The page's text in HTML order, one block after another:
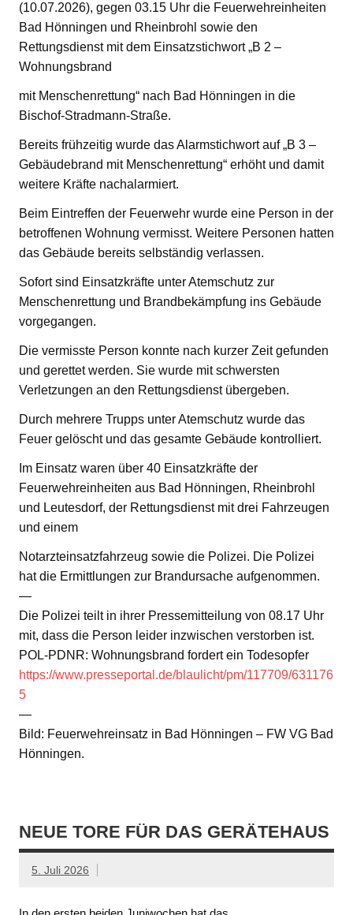
(10.07.2026), gegen 03.15 Uhr die Feuerwehreinheiten
Bad Hönningen und Rheinbrohl sowie den
Rettungsdienst mit dem Einsatzstichwort „B 2 –
Wohnungsbrand
mit Menschenrettung“ nach Bad Hönningen in die
Bischof-Stradmann-Straße.
Bereits frühzeitig wurde das Alarmstichwort auf „B 3 –
Gebäudebrand mit Menschenrettung“ erhöht und damit
weitere Kräfte nachalarmiert.
Beim Eintreffen der Feuerwehr wurde eine Person in der
betroffenen Wohnung vermisst. Weitere Personen hatten
das Gebäude bereits selbständig verlassen.
Sofort sind Einsatzkräfte unter Atemschutz zur
Menschenrettung und Brandbekämpfung ins Gebäude
vorgegangen.
Die vermisste Person konnte nach kurzer Zeit gefunden
und gerettet werden. Sie wurde mit schwersten
Verletzungen an den Rettungsdienst übergeben.
Durch mehrere Trupps unter Atemschutz wurde das
Feuer gelöscht und das gesamte Gebäude kontrolliert.
Im Einsatz waren über 40 Einsatzkräfte der
Feuerwehreinheiten aus Bad Hönningen, Rheinbrohl
und Leutesdorf, der Rettungsdienst mit drei Fahrzeugen
und einem
Notarzteinsatzfahrzeug sowie die Polizei. Die Polizei
hat die Ermittlungen zur Brandursache aufgenommen.
—
Die Polizei teilt in ihrer Pressemitteilung von 08.17 Uhr
mit, dass die Person leider inzwischen verstorben ist.
POL-PDNR: Wohnungsbrand fordert ein Todesopfer
https://www.presseportal.de/blaulicht/pm/117709/631176
5
—
Bild: Feuerwehreinsatz in Bad Hönningen – FW VG Bad
Hönningen.
NEUE TORE FÜR DAS GERÄTEHAUS
5. Juli 2026